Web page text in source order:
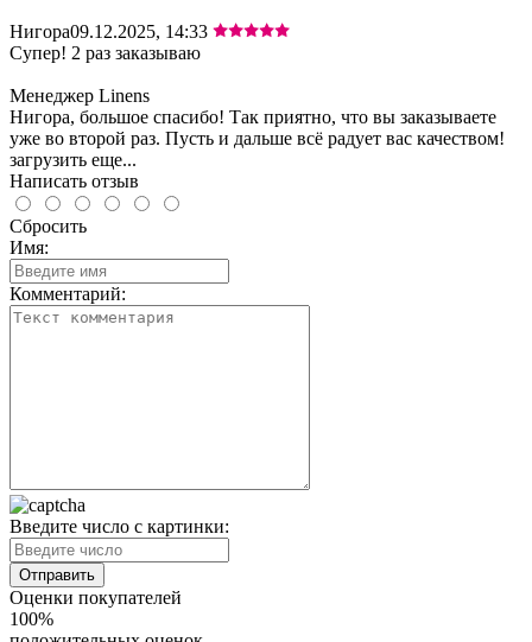
Нигора09.12.2025, 14:33
Супер! 2 раз заказываю
Менеджер Linens
Нигора, большое спасибо! Так приятно, что вы заказываете
уже во второй раз. Пусть и дальше всё радует вас качеством!
загрузить еще...
Написать отзыв
Сбросить
Имя:
Комментарий:
Введите число с картинки:
Оценки покупателей
100%